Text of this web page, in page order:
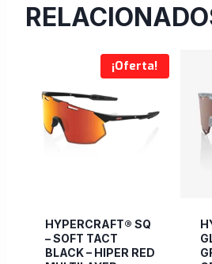
¡Oferta!
HYPERCRAFT® SQ
– SOFT TACT
BLACK – HIPER RED